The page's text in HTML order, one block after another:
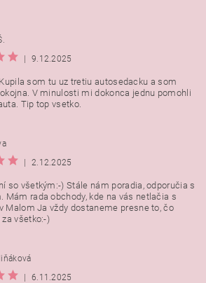
|
9.12.2025
som tu uz tretiu autosedacku a som
V minulosti mi dokonca jednu pomohli
Tip top vsetko.
|
2.12.2025
so všetkým:-) Stále nám poradia, odporučia s
rada obchody, kde na vás netlačia s
Malom Ja vždy dostaneme presne to, čo
všetko:-)
|
6.11.2025